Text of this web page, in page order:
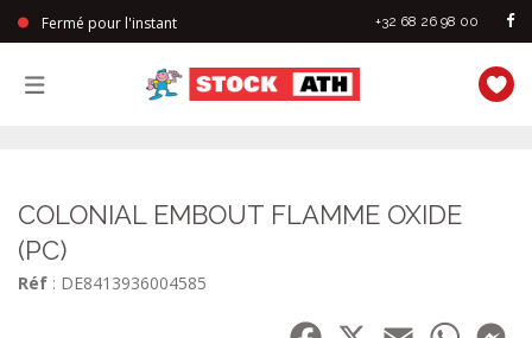
Fermé pour l'instant +32 68 26 98 00
COLONIAL EMBOUT FLAMME OXIDE
(PC)
Réf : DE8413936004585
Facebook
Email